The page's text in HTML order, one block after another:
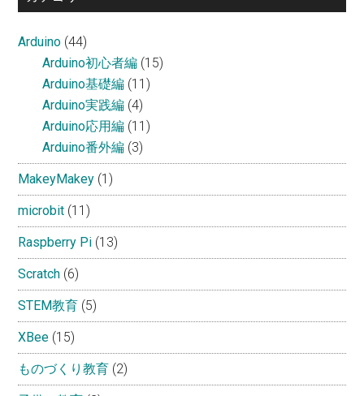
Arduino (44)
Arduino初心者編 (15)
Arduino基礎編 (11)
Arduino実践編 (4)
Arduino応用編 (11)
Arduino番外編 (3)
MakeyMakey (1)
microbit (11)
Raspberry Pi (13)
Scratch (6)
STEM教育 (5)
XBee (15)
ものづくり教育 (2)